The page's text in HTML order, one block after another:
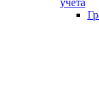
учета